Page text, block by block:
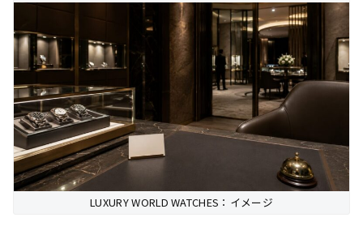
LUXURY WORLD WATCHES：イメージ